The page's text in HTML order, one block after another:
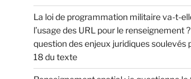
La loi de programmation militaire va-t-
l’usage des URL pour le renseignement
question des enjeux juridiques soulevés
18 du texte